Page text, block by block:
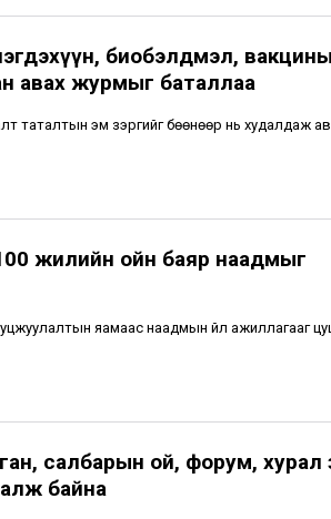
биобэлдмэл,
авах журмыг баталлаа
таталтын эм зэргийг бөөнөөр нь худалдаж
жилийн ойн баяр наадмыг
яамаас наадмын үйл ажиллагааг
салбарын ой, форум, хурал
байна